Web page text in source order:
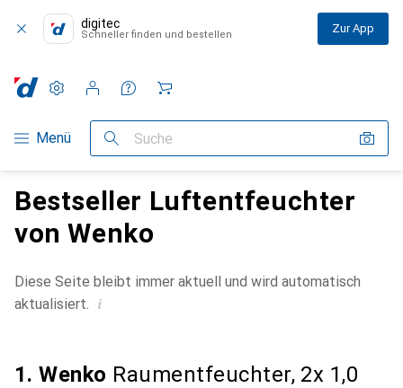
digitec
Schneller finden und bestellen Zur App
Navigation nach Kategorien
Menü Suche
Einstellungen
Kundenkonto
Vergleichslisten
Merklisten
Warenkorb
Bestseller Luftentfeuchter
von Wenko
Diese Seite bleibt immer aktuell und wird automatisch
aktualisiert. i
1. Wenko Raumentfeuchter, 2x 1,0